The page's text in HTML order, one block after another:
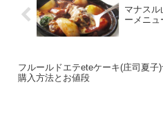
マナスル
ーメニュ
フルールドエテeteケーキ(庄司夏子)
購入方法とお値段